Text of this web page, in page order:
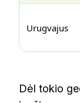
Urugvajus
Dėl tokio